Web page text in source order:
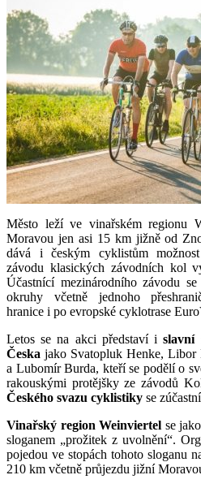
Město leží ve vinařském regionu
Moravou jen asi 15 km jižně od
dává i českým cyklistům
závodu klasických závodních kol
Účastnící mezinárodního závodu
okruhy včetně jednoho
hranice i po evropské cyklotrase
Letos se na akci představí islavní
Česka jako Svatopluk Henke, Libor
a Lubomír Burda, kteří se podělí o
rakouskými protějšky ze závodů
Českého svazu cyklistiky se
Vinařský region Weinviertel se
sloganem „prožitek z uvolnění“.
pojedou ve stopách tohoto sloganu
210 km včetně průjezdu jižní